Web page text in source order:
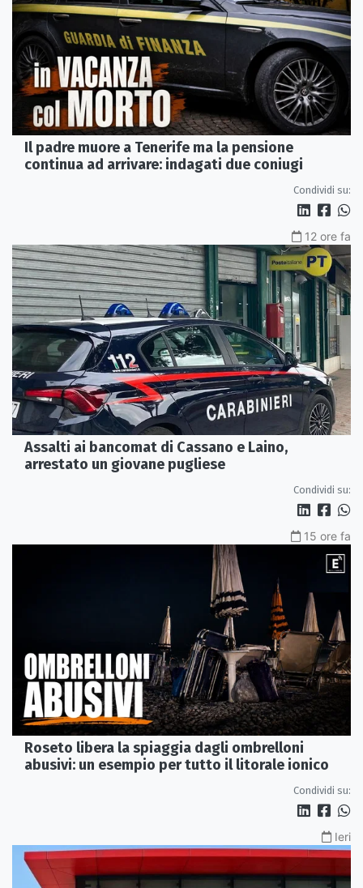
Il padre muore a Tenerife ma la pensione
continua ad arrivare: indagati due coniugi
Condividi su:
12 ore fa
Assalti ai bancomat di Cassano e Laino,
arrestato un giovane pugliese
Condividi su:
15 ore fa
Roseto libera la spiaggia dagli ombrelloni
abusivi: un esempio per tutto il litorale ionico
Condividi su:
Ieri